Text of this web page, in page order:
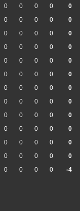
0 0 0 0 0
0 0 0 0 0
0 0 0 0 0
0 0 0 0 0
0 0 0 0 0
0 0 0 0 0
0 0 0 0 0
0 0 0 0 0
0 0 0 0 0
0 0 0 0 0
0 0 0 0 0
0 0 0 0 0
0 0 0 0 -4